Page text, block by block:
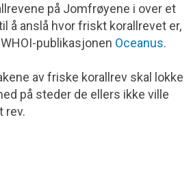
på Jomfrøyene i over et
å anslå hvor friskt korallrevet er,
publikasjonen Oceanus.
av friske korallrev skal lokke
på steder de ellers ikke ville
rev.